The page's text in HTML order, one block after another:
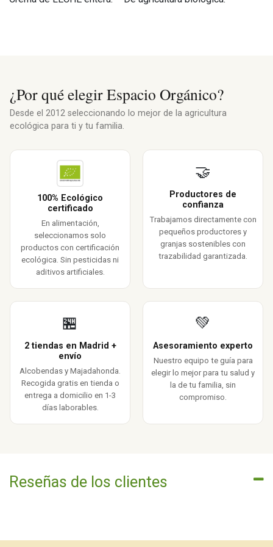
¿Por qué elegir Espacio Orgánico?
Desde el 2012 seleccionando lo mejor de la agricultura
ecológica para ti y tu familia.
100% Ecológico
certificado
En alimentación,
seleccionamos solo
productos con certificación
ecológica. Sin pesticidas ni
aditivos artificiales.
🤝
Productores de
confianza
Trabajamos directamente con
pequeños productores y
granjas sostenibles con
trazabilidad garantizada.
🏪
2 tiendas en Madrid +
envío
Alcobendas y Majadahonda.
Recogida gratis en tienda o
entrega a domicilio en 1-3
días laborables.
💚
Asesoramiento experto
Nuestro equipo te guía para
elegir lo mejor para tu salud y
la de tu familia, sin
compromiso.
Reseñas de los clientes